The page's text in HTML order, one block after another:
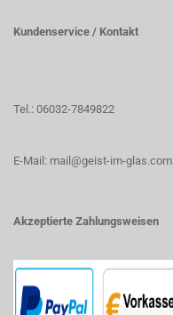
Kundenservice / Kontakt
Tel.: 06032-7849822
E-Mail: mail@geist-im-glas.com
Akzeptierte Zahlungsweisen